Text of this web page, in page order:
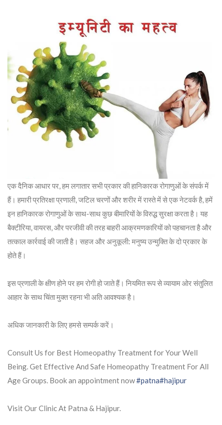
एक दैनिक आधार पर, हम लगातार सभी प्रकार की हानिकारक रोगाणुओं के संपर्क में
हैं। हमारी प्रतिरक्षा प्रणाली, जटिल चरणों और शरीर में रास्ते में से एक नेटवर्क है, हमें
इन हानिकारक रोगाणुओं के साथ-साथ कुछ बीमारियों के विरुद्ध सुरक्षा करता है। यह
बैक्टीरिया, वायरस, और परजीवी की तरह बाहरी आक्रमणकारियों को पहचानता है और
तत्काल कार्रवाई की जाती है। सहज और अनुकूली: मनुष्य उन्मुक्ति के दो प्रकार के
होते हैं।
इस प्रणाली के क्षीण होने पर हम रोगी हो जाते हैं। नियमित रूप से व्यायाम ओर संतुलित
आहार के साथ चिंता मुक्त रहना भी अति आवश्यक है।
अधिक जानकारी के लिए हमसे सम्पर्क करें।
Consult Us for Best Homeopathy Treatment for Your Well
Being. Get Effective And Safe Homeopathy Treatment For All
Age Groups. Book an appointment now#patna#hajipur
Visit Our Clinic At Patna & Hajipur.